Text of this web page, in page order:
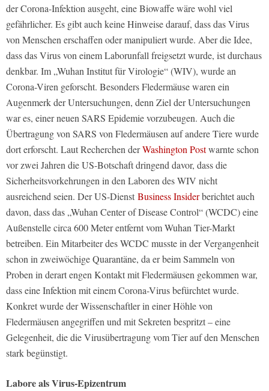
der Corona-Infektion ausgeht, eine Biowaffe wäre wohl viel
gefährlicher. Es gibt auch keine Hinweise darauf, dass das Virus
von Menschen erschaffen oder manipuliert wurde. Aber die Idee,
dass das Virus von einem Laborunfall freigsetzt wurde, ist durchaus
denkbar. Im „Wuhan Institut für Virologie“ (WIV), wurde an
Corona-Viren geforscht. Besonders Fledermäuse waren ein
Augenmerk der Untersuchungen, denn Ziel der Untersuchungen
war es, einer neuen SARS Epidemie vorzubeugen. Auch die
Übertragung von SARS von Fledermäusen auf andere Tiere wurde
dort erforscht. Laut Recherchen derWashington Postwarnte schon
vor zwei Jahren die US-Botschaft dringend davor, dass die
Sicherheitsvorkehrungen in den Laboren des WIV nicht
ausreichend seien. Der US-Dienst Business Insiderberichtet auch
davon, dass das „Wuhan Center of Disease Control“ (WCDC) eine
Außenstelle circa 600 Meter entfernt vom Wuhan Tier-Markt
betreiben. Ein Mitarbeiter des WCDC musste in der Vergangenheit
schon in zweiwöchige Quarantäne, da er beim Sammeln von
Proben in derart engen Kontakt mit Fledermäusen gekommen war,
dass eine Infektion mit einem Corona-Virus befürchtet wurde.
Konkret wurde der Wissenschaftler in einer Höhle von
Fledermäusen angegriffen und mit Sekreten bespritzt – eine
Gelegenheit, die die Virusübertragung vom Tier auf den Menschen
stark begünstigt.
Labore als Virus-Epizentrum